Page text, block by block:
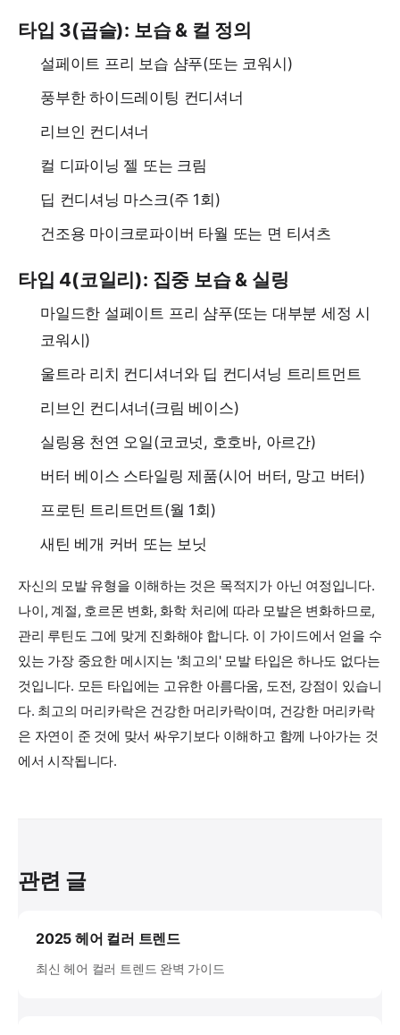
타입 3(곱슬): 보습 & 컬 정의
설페이트 프리 보습 샴푸(또는 코워시)
풍부한 하이드레이팅 컨디셔너
리브인 컨디셔너
컬 디파이닝 젤 또는 크림
딥 컨디셔닝 마스크(주 1회)
건조용 마이크로파이버 타월 또는 면 티셔츠
타입 4(코일리): 집중 보습 & 실링
마일드한 설페이트 프리 샴푸(또는 대부분 세정 시
코워시)
울트라 리치 컨디셔너와 딥 컨디셔닝 트리트먼트
리브인 컨디셔너(크림 베이스)
실링용 천연 오일(코코넛, 호호바, 아르간)
버터 베이스 스타일링 제품(시어 버터, 망고 버터)
프로틴 트리트먼트(월 1회)
새틴 베개 커버 또는 보닛
자신의 모발 유형을 이해하는 것은 목적지가 아닌 여정입니다.
나이, 계절, 호르몬 변화, 화학 처리에 따라 모발은 변화하므로,
관리 루틴도 그에 맞게 진화해야 합니다. 이 가이드에서 얻을 수
있는 가장 중요한 메시지는 '최고의' 모발 타입은 하나도 없다는
것입니다. 모든 타입에는 고유한 아름다움, 도전, 강점이 있습니
다. 최고의 머리카락은 건강한 머리카락이며, 건강한 머리카락
은 자연이 준 것에 맞서 싸우기보다 이해하고 함께 나아가는 것
에서 시작됩니다.
관련 글
2025 헤어 컬러 트렌드
최신 헤어 컬러 트렌드 완벽 가이드